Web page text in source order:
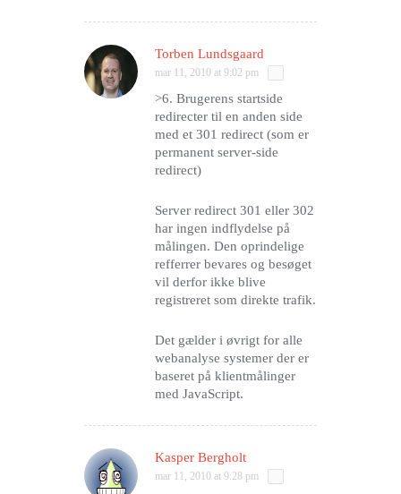
Torben Lundsgaard
mar 11, 2010 at 9:02 pm
>6. Brugerens startside
redirecter til en anden side
med et 301 redirect (som er
permanent server-side
redirect)
Server redirect 301 eller 302
har ingen indflydelse på
målingen. Den oprindelige
refferrer bevares og besøget
vil derfor ikke blive
registreret som direkte trafik.
Det gælder i øvrigt for alle
webanalyse systemer der er
baseret på klientmålinger
med JavaScript.
Kasper Bergholt
mar 11, 2010 at 9:28 pm